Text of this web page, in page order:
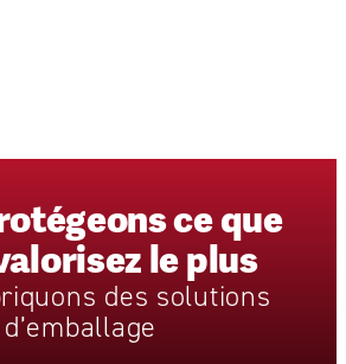
ceque
leplus
des solutions
d’emballage